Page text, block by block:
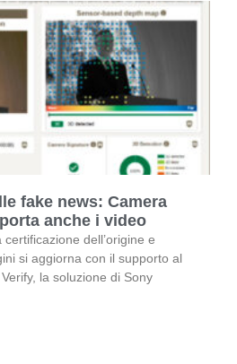
fake news: Camera
anche i video
dell’origine e
si aggiorna con il supporto al
la soluzione di Sony